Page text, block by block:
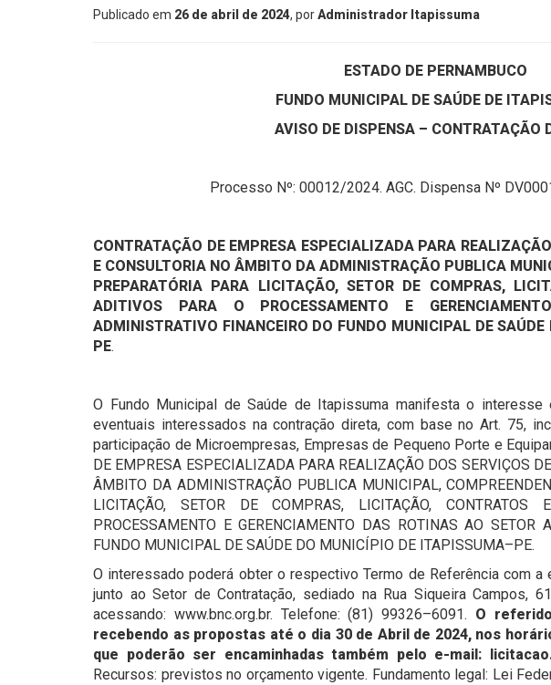
Publicado em 26 de abril de 2024, porAdministrador Itapissuma
ESTADO DE PERNAMBUCO
FUNDO MUNICIPAL DE SAÚDE DE
AVISO DE DISPENSA – CONTRATAÇÃO
Processo Nº: 00012/2024. AGC. Dispensa Nº
CONTRATAÇÃO DE EMPRESA ESPECIALIZADA PARA
E CONSULTORIA NO ÂMBITO DA ADMINISTRAÇÃO PUBLICA
PREPARATÓRIA PARA LICITAÇÃO, SETOR DE COMPRAS,
ADITIVOS PARA O PROCESSAMENTO E
ADMINISTRATIVO FINANCEIRO DO FUNDO MUNICIPAL DE
PE.
O Fundo Municipal de Saúde de Itapissuma manifesta o
eventuais interessados na contração direta, com base no Art. 75,
participação de Microempresas, Empresas de Pequeno Porte e
DE EMPRESA ESPECIALIZADA PARA REALIZAÇÃO DOS SERVIÇOS
ÂMBITO DA ADMINISTRAÇÃO PUBLICA MUNICIPAL,
LICITAÇÃO, SETOR DE COMPRAS, LICITAÇÃO,
PROCESSAMENTO E GERENCIAMENTO DAS ROTINAS AO SETOR
FUNDO MUNICIPAL DE SAÚDE DO MUNICÍPIO DE ITAPISSUMA–PE.
O interessado poderá obter o respectivo Termo de Referência com
junto ao Setor de Contratação, sediado na Rua Siqueira Campos,
acessando: www.bnc.org.br. Telefone: (81) 99326–6091. O
recebendo as propostas até o dia 30 de Abril de 2024, nos
que poderão ser encaminhadas também pelo e-mail:
Recursos: previstos no orçamento vigente. Fundamento legal: Lei